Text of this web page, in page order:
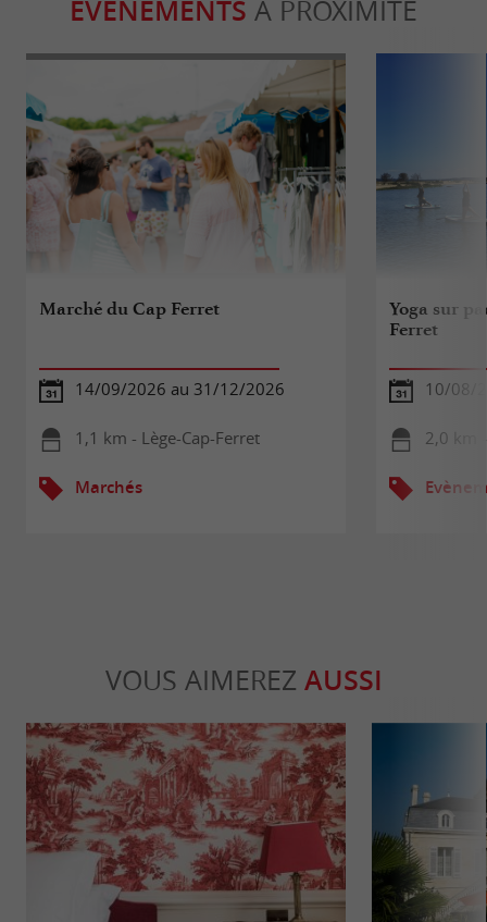
ÉVÈNEMENTS À PROXIMITÉ
Marché du Cap Ferret
14/09/2026 au 31/12/2026
1,1 km - Lège-Cap-Ferret
Marchés
Yoga sur
Ferret
10/08/
2,0 km
VOUS AIMEREZ AUSSI